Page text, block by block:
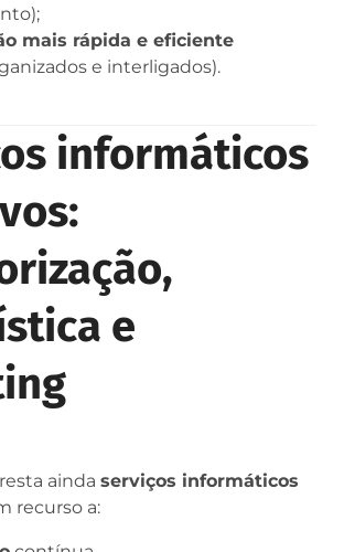
mais rápida e eficiente
e interligados).
informáticos
e
ainda serviços informáticos
recurso a: